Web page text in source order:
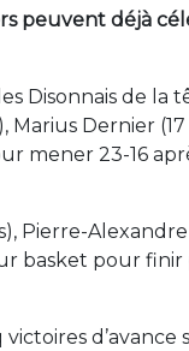
peuvent déjà
Disonnais de la
Dernier
mener 23-16
Pierre-Alexandre
pour finir
d’avance